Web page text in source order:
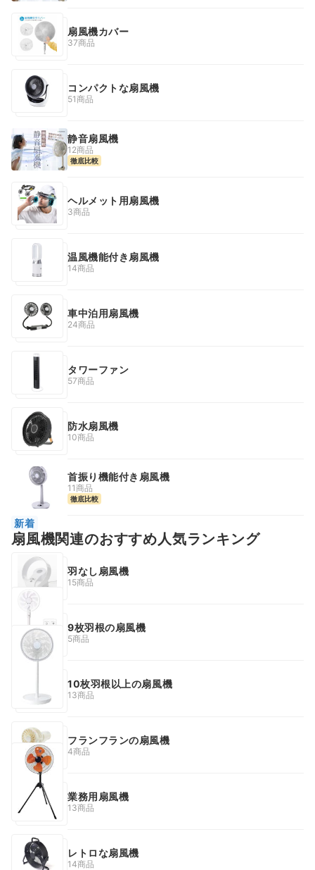
扇風機カバー
37商品
コンパクトな扇風機
51商品
静音扇風機
12商品
徹底比較
ヘルメット用扇風機
3商品
温風機能付き扇風機
14商品
車中泊用扇風機
24商品
タワーファン
57商品
防水扇風機
10商品
首振り機能付き扇風機
11商品
徹底比較
新着
扇風機関連のおすすめ人気ランキング
羽なし扇風機
15商品
9枚羽根の扇風機
5商品
10枚羽根以上の扇風機
13商品
フランフランの扇風機
4商品
業務用扇風機
13商品
レトロな扇風機
14商品